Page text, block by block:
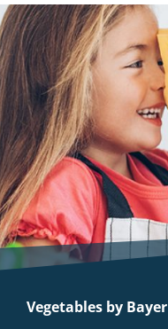
Vegetables by Bayer